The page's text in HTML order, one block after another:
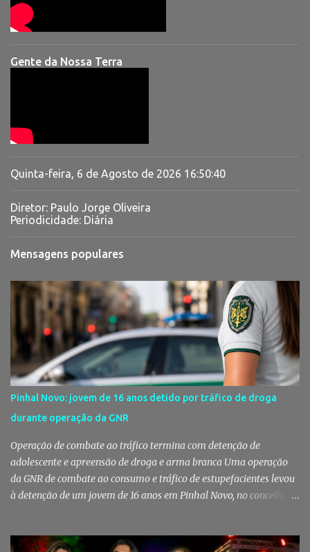
Gente da Nossa Terra
Quinta-feira, 6 de Agosto de 2026 16:50:41
Diretor: Paulo Jorge Oliveira
Periodicidade: Diária
Mensagens populares
Pinhal Novo: jovem de 16 anos detido por tráfico de droga
durante operação da GNR
Operação de combate ao tráfico termina com detenção de
adolescente e apreensão de droga e arma branca Uma operação
da GNR de combate ao consumo e tráfico de estupefacientes levou
à detenção de um jovem de 16 anos em Pinhal Novo, no concelho
das autoridades sobre este tipo de criminalidade no distrito de